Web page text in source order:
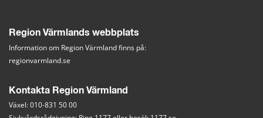
Region Värmlands webbplats
Information om Region Värmland finns på:
regionvarmland.se
Kontakta Region Värmland
Växel: 010-831 50 00